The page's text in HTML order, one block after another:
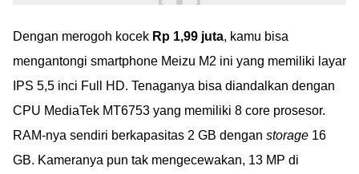
Dengan merogoh kocek Rp 1,99 juta, kamu bisa
mengantongi smartphone Meizu M2 ini yang memiliki layar
IPS 5,5 inci Full HD. Tenaganya bisa diandalkan dengan
CPU MediaTek MT6753 yang memiliki 8 core prosesor.
RAM-nya sendiri berkapasitas 2 GB dengan storage 16
GB. Kameranya pun tak mengecewakan, 13 MP di